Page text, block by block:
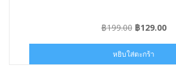
฿199.00 Original
was:
฿199.00.
฿129.00
฿
หยิบใส่ตะกร้า